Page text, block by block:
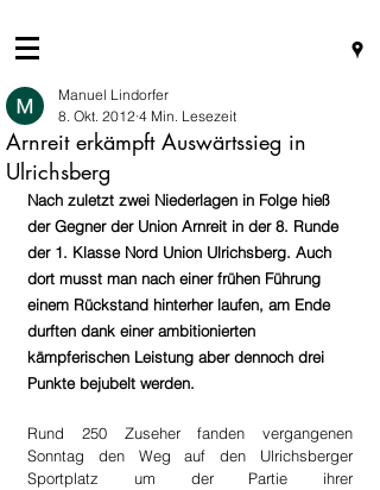
Arnreit erkämpft Auswärtssieg in
Ulrichsberg
Manuel Lindorfer
8. Okt. 2012 4 Min. Lesezeit
Nach zuletzt zwei Niederlagen in Folge hieß
der Gegner der Union Arnreit in der 8. Runde
der 1. Klasse Nord Union Ulrichsberg. Auch
dort musst man nach einer frühen Führung
einem Rückstand hinterher laufen, am Ende
durften dank einer ambitionierten
kämpferischen Leistung aber dennoch drei
Punkte bejubelt werden.
Rund 250 Zuseher fanden vergangenen
Sonntag den Weg auf den Ulrichsberger
Sportplatz um der Partie ihrer